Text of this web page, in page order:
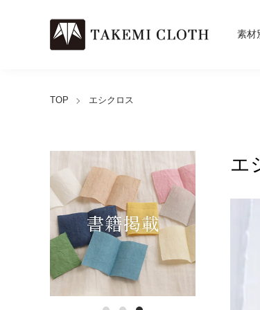
素材
TOP エシクロス
エ